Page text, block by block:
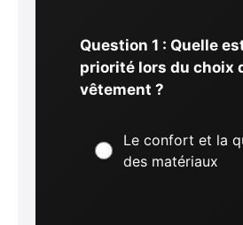
Question 1 : Quelle
priorité lors du choix
vêtement ?
Le confort et la
des matériaux